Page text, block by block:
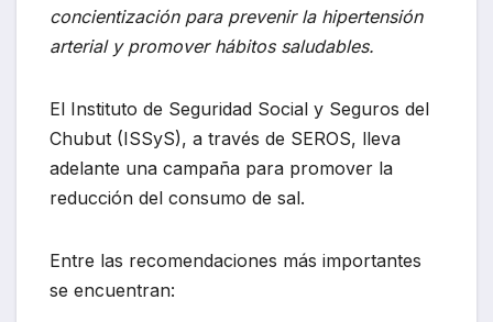
concientización para prevenir la hipertensión
arterial y promover hábitos saludables.
El Instituto de Seguridad Social y Seguros del
Chubut (ISSyS), a través de SEROS, lleva
adelante una campaña para promover la
reducción del consumo de sal.
Entre las recomendaciones más importantes
se encuentran: